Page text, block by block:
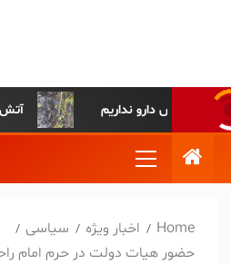
آتش‌سوزی
Home اخبار ویژه
سیاسی
حضور هیات دولت در حرم امام